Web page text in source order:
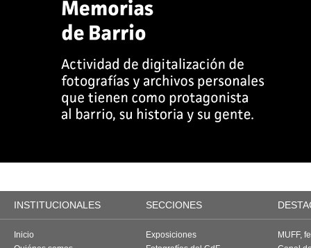
INSTITUCIONALES SECCIONES
Inicio
Exposiciones
MUFF,